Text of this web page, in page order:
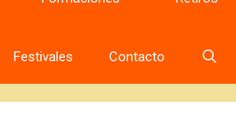
Festivales Contacto